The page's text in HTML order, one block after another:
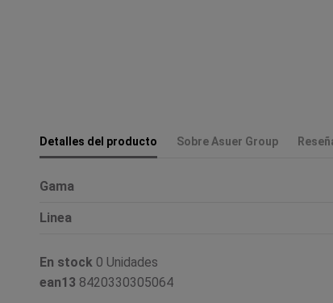
Detalles del producto Sobre Asuer Group
Gama
Linea
En stock 0 Unidades
ean13 8420330305064